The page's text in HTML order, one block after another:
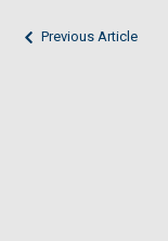
Previous Article